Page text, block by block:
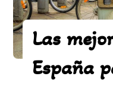
Las
España